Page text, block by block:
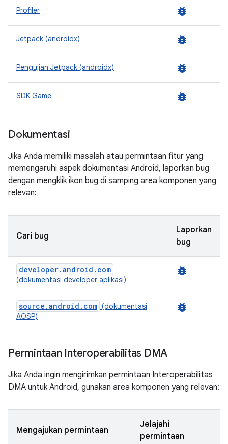
Profiler bug_report
Jetpack (androidx) bug_report
Pengujian Jetpack (androidx) bug_report
SDK Game bug_report
Dokumentasi
Jika Anda memiliki masalah atau permintaan fitur yang
memengaruhi aspek dokumentasi Android, laporkan bug
dengan mengklik ikon bug di samping area komponen yang
relevan:
Cari bug
Laporkan
bug
developer.android.com
(dokumentasi developer aplikasi)
bug_report
source.android.com (dokumentasi
AOSP)
bug_report
Permintaan Interoperabilitas DMA
Jika Anda ingin mengirimkan permintaan Interoperabilitas
DMA untuk Android, gunakan area komponen yang relevan:
Mengajukan permintaan
Jelajahi
permintaan